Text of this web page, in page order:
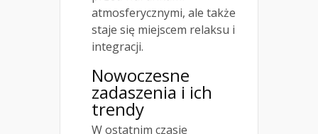
atmosferycznymi, ale także
staje się miejscem relaksu i
integracji.
Nowoczesne
zadaszenia i ich
trendy
W ostatnim czasie